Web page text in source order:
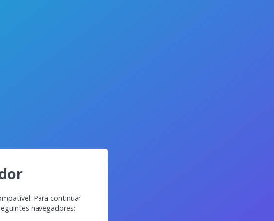
Para continuar
navegadores: